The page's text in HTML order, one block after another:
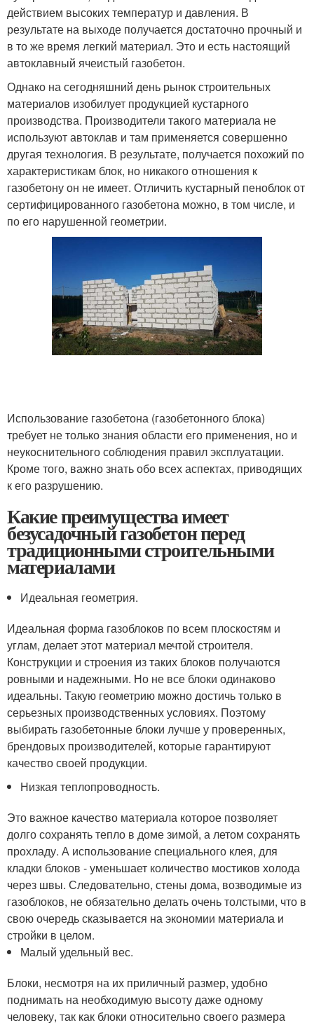
действием высоких температур и давления. В
результате на выходе получается достаточно прочный и
в то же время легкий материал. Это и есть настоящий
автоклавный ячеистый газобетон.
Однако на сегодняшний день рынок строительных
материалов изобилует продукцией кустарного
производства. Производители такого материала не
используют автоклав и там применяется совершенно
другая технология. В результате, получается похожий по
характеристикам блок, но никакого отношения к
газобетону он не имеет. Отличить кустарный пеноблок от
сертифицированного газобетона можно, в том числе, и
по его нарушенной геометрии.
Использование газобетона (газобетонного блока)
требует не только знания области его применения, но и
неукоснительного соблюдения правил эксплуатации.
Кроме того, важно знать обо всех аспектах, приводящих
к его разрушению.
Какие преимущества имеет
безусадочный газобетон перед
традиционными строительными
материалами
Идеальная геометрия.
Идеальная форма газоблоков по всем плоскостям и
углам, делает этот материал мечтой строителя.
Конструкции и строения из таких блоков получаются
ровными и надежными. Но не все блоки одинаково
идеальны. Такую геометрию можно достичь только в
серьезных производственных условиях. Поэтому
выбирать газобетонные блоки лучше у проверенных,
брендовых производителей, которые гарантируют
качество своей продукции.
Низкая теплопроводность.
Это важное качество материала которое позволяет
долго сохранять тепло в доме зимой, а летом сохранять
прохладу. А использование специального клея, для
кладки блоков - уменьшает количество мостиков холода
через швы. Следовательно, стены дома, возводимые из
газоблоков, не обязательно делать очень толстыми, что в
свою очередь сказывается на экономии материала и
стройки в целом.
Малый удельный вес.
Блоки, несмотря на их приличный размер, удобно
поднимать на необходимую высоту даже одному
человеку, так как блоки относительно своего размера